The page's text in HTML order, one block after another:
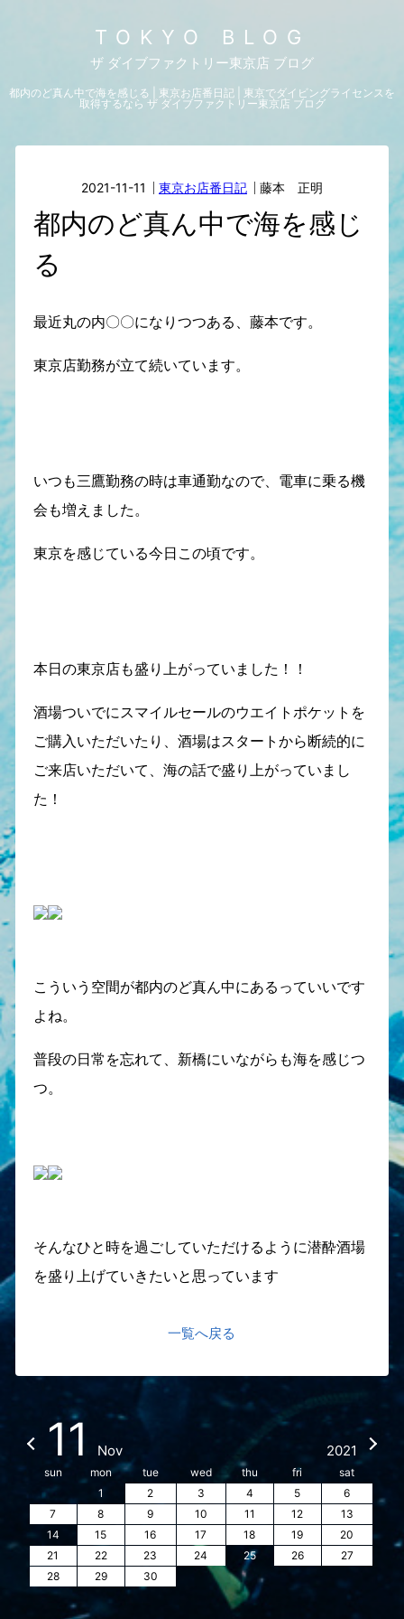
TOKYO BLOG
ザ ダイブファクトリー東京店 ブログ
都内のど真ん中で海を感じる | 東京お店番日記 | 東京でダイビングライセンスを
取得するなら ザ ダイブファクトリー東京店 ブログ
2021-11-11 東京お店番日記 藤本 正明
都内のど真ん中で海を感じ
る
最近丸の内〇〇になりつつある、藤本です。
東京店勤務が立て続いています。
いつも三鷹勤務の時は車通勤なので、電車に乗る機
会も増えました。
東京を感じている今日この頃です。
本日の東京店も盛り上がっていました！！
酒場ついでにスマイルセールのウエイトポケットを
ご購入いただいたり、酒場はスタートから断続的に
ご来店いただいて、海の話で盛り上がっていまし
た！
こういう空間が都内のど真ん中にあるっていいです
よね。
普段の日常を忘れて、新橋にいながらも海を感じつ
つ。
そんなひと時を過ごしていただけるように潜酔酒場
を盛り上げていきたいと思っています
一覧へ戻る
11 Nov 2021
sun mon tue wed thu fri
sat
1
2 3 4 5
6
7
8 9 10 11 12
13
14
15 16 17 18 19
20
21
22 23 24 25 26
27
28
29 30